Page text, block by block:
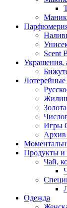
Scent
Украшения,
Игры
Архив
Продукты и
Чай,
Одежда